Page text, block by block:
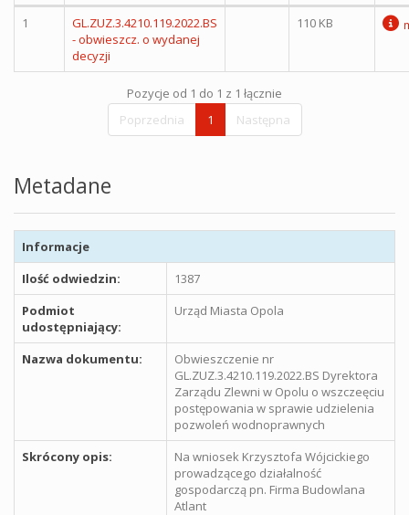
1
GL.ZUZ.3.4210.119.2022.BS
- obwieszcz. o wydanej
decyzji
110 KB
Pozycje od 1 do 1 z 1 łącznie
Poprzednia
1 Następna
Metadane
Informacje
Ilość odwiedzin:
1387
Podmiot
udostępniający:
Urząd Miasta Opola
Nazwa dokumentu:
Obwieszczenie nr
GL.ZUZ.3.4210.119.2022.BS Dyrektora
Zarządu Zlewni w Opolu o wszczeęciu
postępowania w sprawie udzielenia
pozwoleń wodnoprawnych
Skrócony opis:
Na wniosek Krzysztofa Wójcickiego
prowadzącego działalność
gospodarczą pn. Firma Budowlana
Atlant